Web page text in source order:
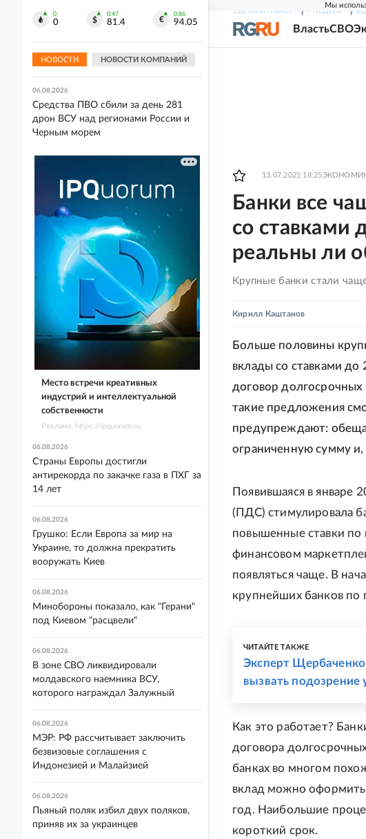
Мы
СВЕЖИЙ НОМЕР РГ-НЕДЕЛЯ
ВластьСВО
13.07.2025 18:25
Банки все
со ставками
реальны ли
Крупные банки стали
Кирилл Каштанов
Больше половины
вклады со ставками
договор
такие предложения
предупреждают:
ограниченную сумму и,
Появившаяся в январе
(ПДС) стимулировала
повышенные ставки по
финансовом
появляться чаще. В
крупнейших банков по
ЧИТАЙТЕ ТАКЖЕ
Эксперт Щербаченко
вызвать подозрение
Как это работает?
договора
банках во многом
вклад можно оформить
год. Наибольшие
короткий срок.
0
0
0.47
81.4
0.86
94.05
НОВОСТИ НОВОСТИ КОМПАНИЙ
06.08.2026
добропольском направлении
06.08.2026
Средства ПВО сбили за день 281
дрон ВСУ над регионами России и
Черным морем
Место встречи креативных
индустрий и интеллектуальной
собственности
Реклама. https://ipquorum.ru
06.08.2026
Страны Европы достигли
антирекорда по закачке газа в ПХГ за
14 лет
06.08.2026
Грушко: Если Европа за мир на
Украине, то должна прекратить
вооружать Киев
06.08.2026
Минобороны показало, как "Герани"
под Киевом "расцвели"
06.08.2026
В зоне СВО ликвидировали
молдавского наемника ВСУ,
которого награждал Залужный
06.08.2026
МЭР: РФ рассчитывает заключить
безвизовые соглашения с
Индонезией и Малайзией
06.08.2026
Пьяный поляк избил двух поляков,
приняв их за украинцев